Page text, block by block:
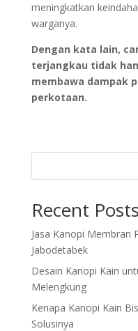
meningkatkan
warganya.
Dengan kata lain,
terjangkau tidak
membawa dampak
perkotaan.
Recent Posts
Jasa Kanopi Membran
Jabodetabek
Desain Kanopi Kain
Melengkung
Kenapa Kanopi Kain
Solusinya